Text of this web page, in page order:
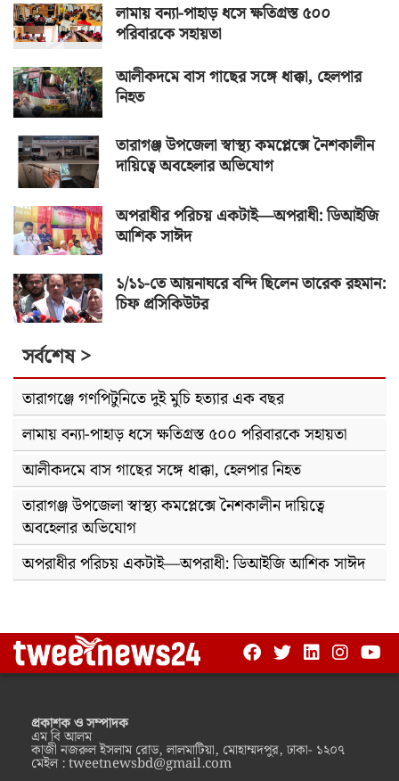
লামায় বন্যা-পাহাড় ধসে ক্ষতিগ্রস্ত ৫০০
পরিবারকে সহায়তা
আলীকদমে বাস গাছের সঙ্গে ধাক্কা, হেলপার
নিহত
তারাগঞ্জ উপজেলা স্বাস্থ্য কমপ্লেক্সে নৈশকালীন
দায়িত্বে অবহেলার অভিযোগ
অপরাধীর পরিচয় একটাই—অপরাধী: ডিআইজি
আশিক সাঈদ
১/১১-তে আয়নাঘরে বন্দি ছিলেন তারেক রহমান:
চিফ প্রসিকিউটর
সর্বশেষ >
তারাগঞ্জে গণপিটুনিতে দুই মুচি হত্যার এক বছর
লামায় বন্যা-পাহাড় ধসে ক্ষতিগ্রস্ত ৫০০ পরিবারকে সহায়তা
আলীকদমে বাস গাছের সঙ্গে ধাক্কা, হেলপার নিহত
তারাগঞ্জ উপজেলা স্বাস্থ্য কমপ্লেক্সে নৈশকালীন দায়িত্বে
অবহেলার অভিযোগ
অপরাধীর পরিচয় একটাই—অপরাধী: ডিআইজি আশিক সাঈদ
প্রকাশক ও সম্পাদক
এম বি আলম
কাজী নজরুল ইসলাম রোড, লালমাটিয়া, মোহাম্মদপুর, ঢাকা- ১২০৭
মেইল :tweetnewsbd@gmail.com